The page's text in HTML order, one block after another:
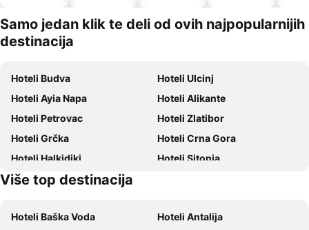
kućni
ljubimci
Samo jedan klik te deli od ovih najpopularnijih
destinacija
Hoteli Budva
Hoteli Ulcinj
Hoteli Ayia Napa
Hoteli Alikante
Hoteli Petrovac
Hoteli Zlatibor
Hoteli Grčka
Hoteli Crna Gora
Hoteli Halkidiki
Hoteli Sitonia
Hoteli Krit
Više top destinacija
Hoteli Baška Voda
Hoteli Antalija